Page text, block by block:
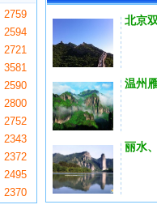
2759
2594
2721
3581
2590
2800
2752
2343
2372
2495
2370
北京
温州
丽水